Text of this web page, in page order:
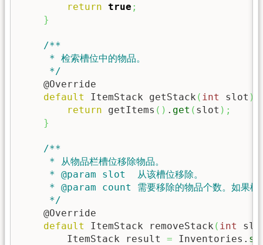
return true ;
}
/**
     * 检索槽位中的物品。
     */
    @Override
default
ItemStack getStack ( int slot )
return getItems ( ) . get ( slot ) ;
}
/**
     * 从物品栏槽位移除物品。
     * @param slot  从该槽位移除。
* @param count 需要移除的物品个数。如果槽
     */
    @Override
default
ItemStack removeStack ( int
        ItemStack result
= Inventories.